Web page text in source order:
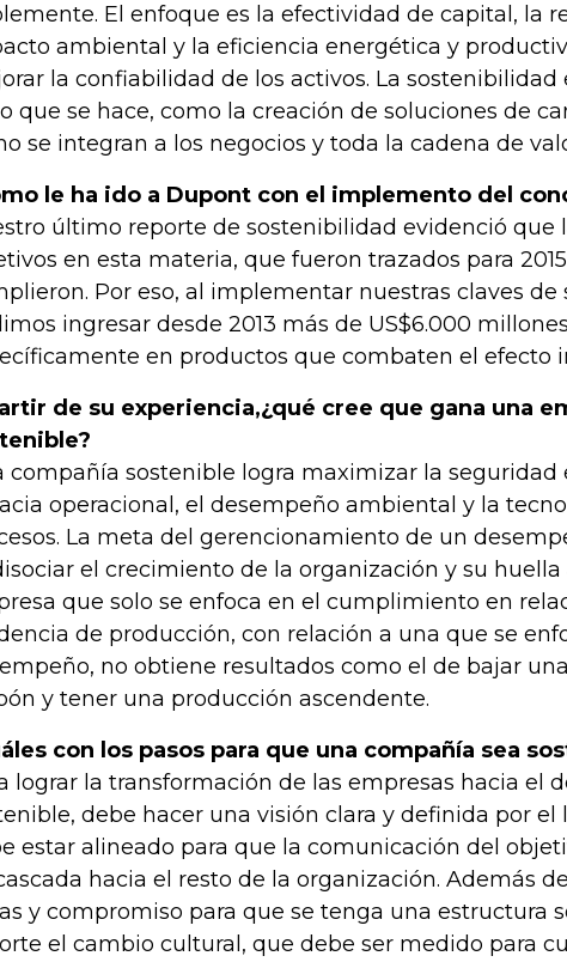
El enfoque es la efectividad de capital, la
ambiental y la eficiencia energética y
la confiabilidad de los activos. La sostenibilidad
que se hace, como la creación de soluciones de
se integran a los negocios y toda la cadena de
le ha ido a Dupont con el implemento del
último reporte de sostenibilidad evidenció que
en esta materia, que fueron trazados para
Por eso, al implementar nuestras claves de
ingresar desde 2013 más de US$6.000
en productos que combaten el efecto
de su experiencia,¿qué cree que gana una
compañía sostenible logra maximizar la seguridad
operacional, el desempeño ambiental y la
La meta del gerencionamiento de un
el crecimiento de la organización y su
que solo se enfoca en el cumplimiento en
de producción, con relación a una que se
no obtiene resultados como el de bajar
y tener una producción ascendente.
con los pasos para que una compañía sea
lograr la transformación de las empresas hacia el
debe hacer una visión clara y definida por el
estar alineado para que la comunicación del
hacia el resto de la organización. Además
y compromiso para que se tenga una estructura
el cambio cultural, que debe ser medido para